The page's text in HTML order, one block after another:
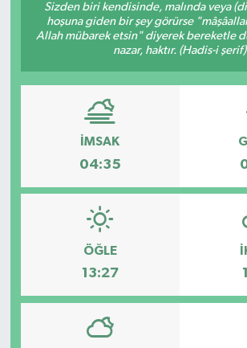
Sizden biri kendisinde, malında veya
hoşuna giden bir şey görürse
Allah mübarek etsin" diyerek bereketle
nazar, haktır. (Hadis-i şerif)
İMSAK
04:35
ÖĞLE
13:27
Ekonomi
Genel
Gündem
Kültür Sanat
Magazin
Politika